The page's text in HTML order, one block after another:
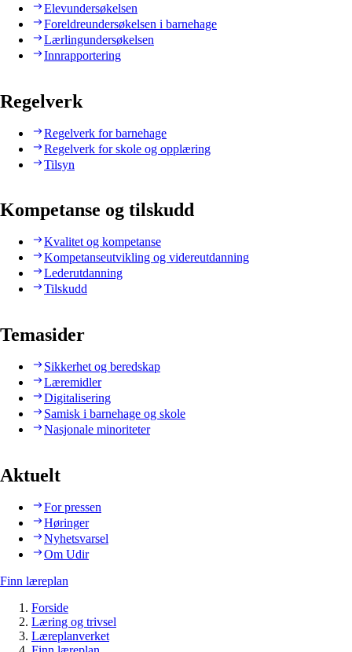
Elevundersøkelsen
Foreldreundersøkelsen i barnehage
Lærlingundersøkelsen
Innrapportering
Regelverk
Regelverk for barnehage
Regelverk for skole og opplæring
Tilsyn
Kompetanse og tilskudd
Kvalitet og kompetanse
Kompetanseutvikling og videreutdanning
Lederutdanning
Tilskudd
Temasider
Sikkerhet og beredskap
Læremidler
Digitalisering
Samisk i barnehage og skole
Nasjonale minoriteter
Aktuelt
For pressen
Høringer
Nyhetsvarsel
Om Udir
Finn læreplan
Forside
Læring og trivsel
Læreplanverket